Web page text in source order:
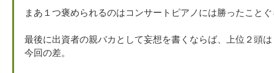
まあ１つ褒められるのはコンサートピアノには勝ったこと
最後に出資者の親バカとして妄想を書くならば、上位２頭
今回の差。